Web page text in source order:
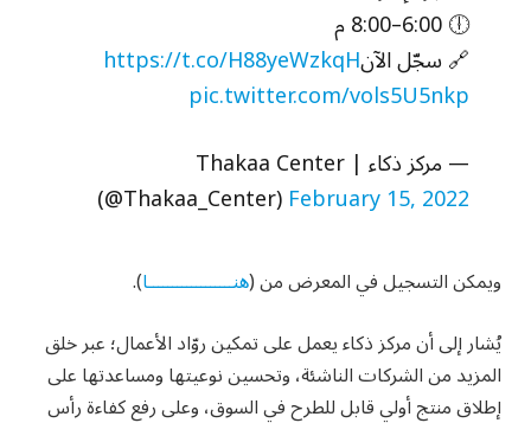
🕕 6:00–8:00 م
🔗 سجّل الآنhttps://t.co/H88yeWzkqH
pic.twitter.com/vols5U5nkp
— مركز ذكاء | Thakaa Center
(@Thakaa_Center)February 15, 2022
ويمكن التسجيل في المعرض من (هنــــــــــــــــــا).
يُشار إلى أن مركز ذكاء يعمل على تمكين روّاد الأعمال؛ عبر خلق
المزيد من الشركات الناشئة، وتحسين نوعيتها ومساعدتها على
إطلاق منتج أولي قابل للطرح في السوق، وعلى رفع كفاءة رأس